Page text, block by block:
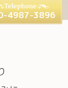
4987-3896